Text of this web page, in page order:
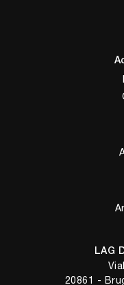
LAG
20861 -